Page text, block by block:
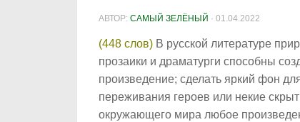
АВТОР: САМЫЙ ЗЕЛЁНЫЙ · 01.04.2022
(448 слов) В русской литературе
прозаики и драматурги способны
произведение; сделать яркий фон
переживания героев или некие
окружающего мира любое